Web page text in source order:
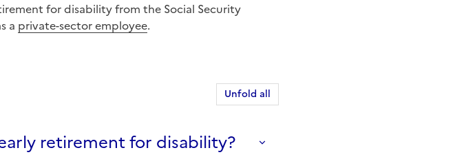
for disability from the Social Security
a private-sector employee.
Unfold all
retirement for disability?